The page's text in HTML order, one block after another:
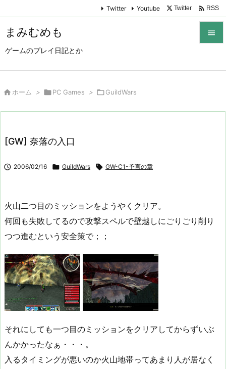
まみむめも
ゲームのプレイ日記とか

Twitter Youtube Twitter  RSS
 ホーム > PC Games > GuildWars
[GW] 奈落の入口
 2006/02/16  GuildWars  GW-C1-予言の章
火山二つ目のミッションをようやくクリア。
何回も失敗してるので攻撃スペルで壁越しにごりごり削り
つつ進むという安全策で；；
それにしても一つ目のミッションをクリアしてからずいぶ
んかかったなぁ・・・。
入るタイミングが悪いのか火山地帯ってあまり人が居なく